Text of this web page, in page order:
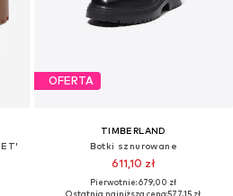
OFERTA
TIMBERLAND
Botki sznurowane
611,10 zł
Pierwotnie: 679,00 zł
Ostatnia najniższa cena:577,15 zł